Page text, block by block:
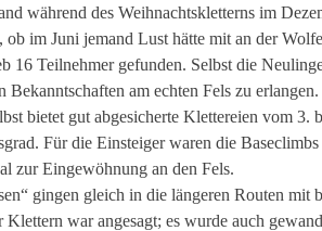
während des Weihnachtskletterns im
ob im Juni jemand Lust hätte mit an der
16 Teilnehmer gefunden. Selbst die
Bekanntschaften am echten Fels zu erlangen.
bietet gut abgesicherte Klettereien vom 3.
Für die Einsteiger waren die
zur Eingewöhnung an den Fels.
gingen gleich in die längeren Routen mit
war angesagt; es wurde auch